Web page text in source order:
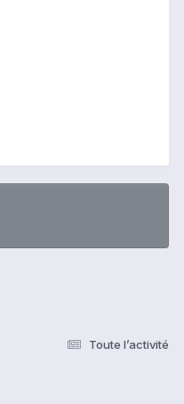
Toute l’activité